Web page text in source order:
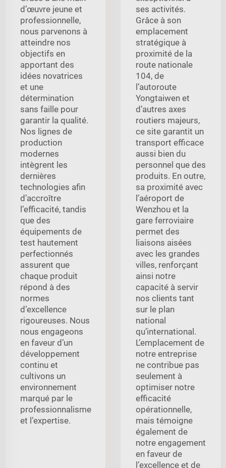
d’œuvre jeune et
professionnelle,
nous parvenons à
atteindre nos
objectifs en
apportant des
idées novatrices
et une
détermination
sans faille pour
garantir la qualité.
Nos lignes de
production
modernes
intègrent les
dernières
technologies afin
d’accroître
l’efficacité, tandis
que des
équipements de
test hautement
perfectionnés
assurent que
chaque produit
répond à des
normes
d’excellence
rigoureuses. Nous
nous engageons
en faveur d’un
développement
continu et
cultivons un
environnement
marqué par le
professionnalisme
et l’expertise.
ses activités.
Grâce à son
emplacement
stratégique à
proximité de la
route nationale
104, de
l’autoroute
Yongtaiwen et
d’autres axes
routiers majeurs,
ce site garantit un
transport efficace
aussi bien du
personnel que des
produits. En outre,
sa proximité avec
l’aéroport de
Wenzhou et la
gare ferroviaire
permet des
liaisons aisées
avec les grandes
villes, renforçant
ainsi notre
capacité à servir
nos clients tant
sur le plan
national
qu’international.
L’emplacement de
notre entreprise
ne contribue pas
seulement à
optimiser notre
efficacité
opérationnelle,
mais témoigne
également de
notre engagement
en faveur de
l’excellence et de